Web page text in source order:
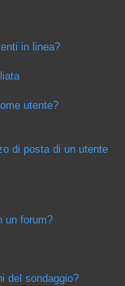
in linea?
utente?
di posta di un utente
un forum?
del sondaggio?